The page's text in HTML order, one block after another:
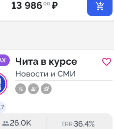
13 986.00 ₽
Чита в курсе
Новости и СМИ
26.0K ERR:36.4%